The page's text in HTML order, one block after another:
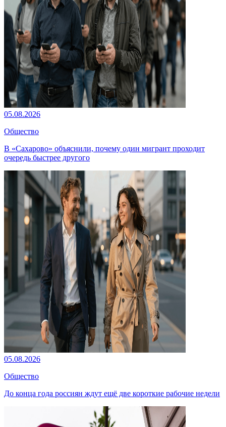
05.08.2026
Общество
В «Сахарово» объяснили, почему один мигрант проходит
очередь быстрее другого
05.08.2026
Общество
До конца года россиян ждут ещё две короткие рабочие недели